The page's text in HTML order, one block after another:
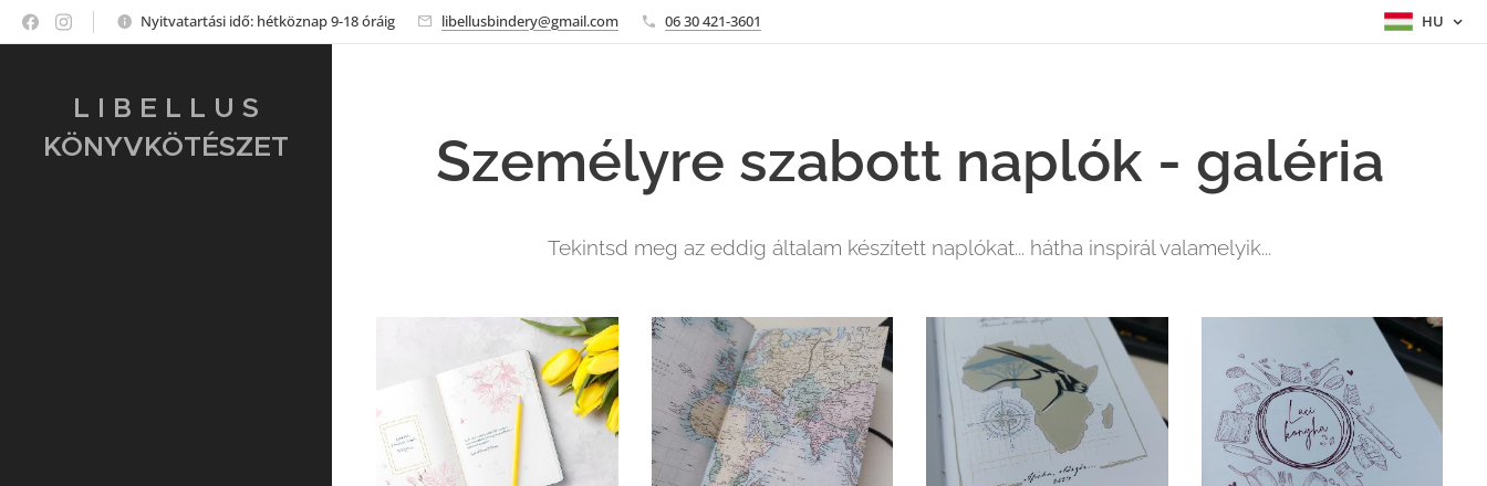
Nyitvatartási idő: hétköznap 9-18 óráig libellusbindery@gmail.com 06 30 421-3601 HU
L I B E L L U S
KÖNYVKÖTÉSZET
Személyre szabott naplók - galéria
Tekintsd meg az eddig általam készített naplókat... hátha inspirál valamelyik...